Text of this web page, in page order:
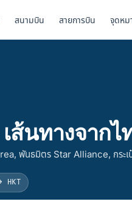
สนามบิน สายการบิน จุดหม
นทางจากไ
พันธมิตร Star Alliance, กระเ
HKT